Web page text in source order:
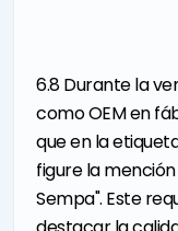
6.8 Durante la
como OEM en
que en la
figure la
Sempa". Este